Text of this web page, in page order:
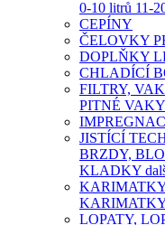
0-10 litrů 11-
CEPÍNY
ČELOVKY
DOPLŇKY
CHLADÍCÍ
FILTRY,
PITNÉ VAKY
JISTÍCÍ
BRZDY,
KLADKY
LOPATY,